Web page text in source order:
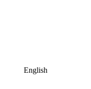
English